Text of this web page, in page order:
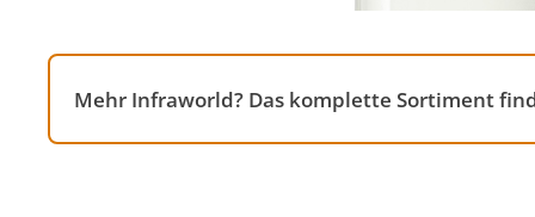
Mehr Infraworld? Das komplette Sortiment